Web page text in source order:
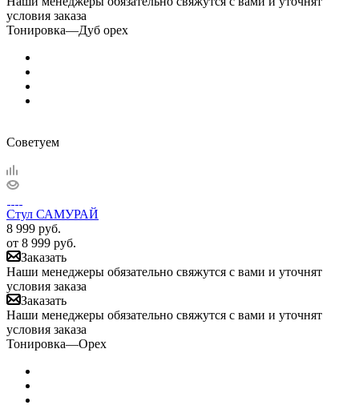
условия заказа
Тонировка—Дуб орех
Советуем
Стул САМУРАЙ
8 999 руб.
от 8 999 руб.
Заказать
Наши менеджеры обязательно свяжутся с вами и уточнят
условия заказа
Заказать
Наши менеджеры обязательно свяжутся с вами и уточнят
условия заказа
Тонировка—Орех